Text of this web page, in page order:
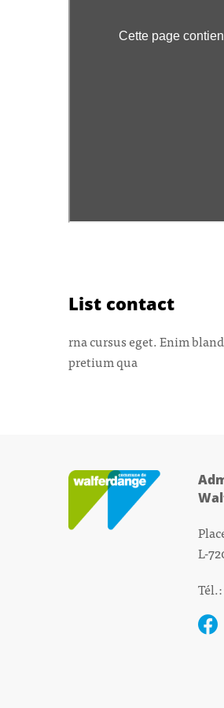
List contact
rna cursus eget. Enim
pretium qua
L-
Tél.: